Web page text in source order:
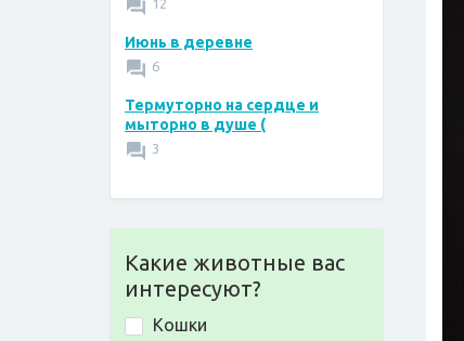
12
Июнь в деревне
6
Термуторно на сердце и
мыторно в душе (
3
Какие животные вас
интересуют?
Кошки